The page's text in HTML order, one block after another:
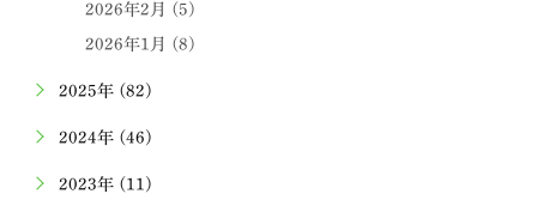
2026年2月 (5)
2026年1月 (8)
2025年 (82)
2024年 (46)
2023年 (11)